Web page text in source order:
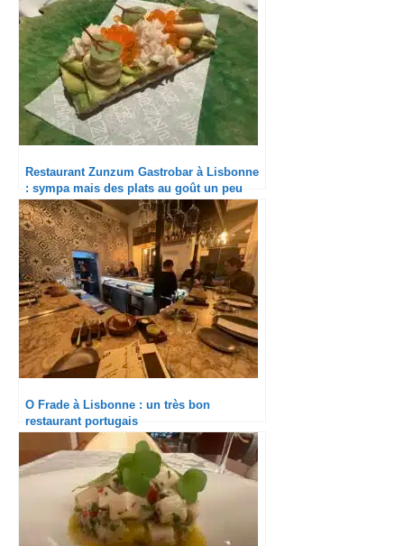
Restaurant Zunzum Gastrobar à Lisbonne
: sympa mais des plats au goût un peu
déséquilibré
O Frade à Lisbonne : un très bon
restaurant portugais